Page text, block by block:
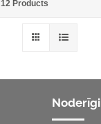
12 Products
Noderīgi